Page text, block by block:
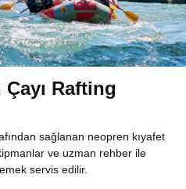
Rafting
sağlanan neopren kıyafet
ve uzman rehber ile
servis edilir.